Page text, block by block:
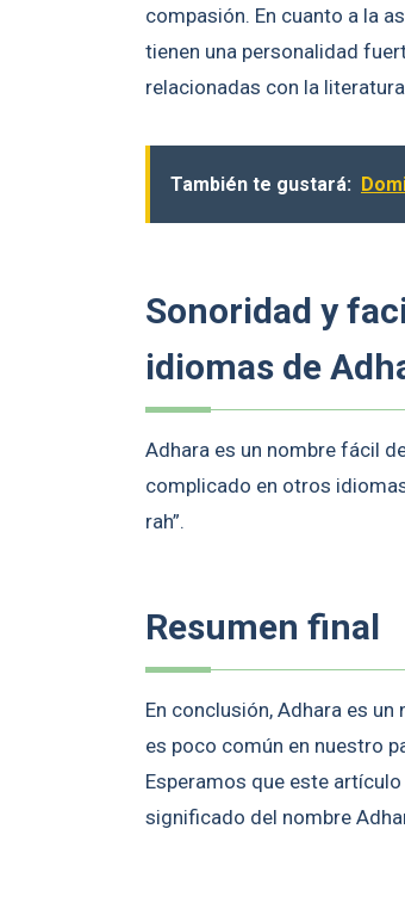
compasión. En cuanto a la
tienen una personalidad
relacionadas con la
También te gustará:
Sonoridad y
idiomas de
Adhara es un nombre fácil
complicado en otros
rah”.
Resumen final
En conclusión, Adhara es
es poco común en nuestro
Esperamos que este
significado del nombre